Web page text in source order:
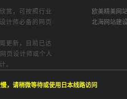
赏 ，可按照行业
计师必备的网页
更新，目前已达
页设计师或个人
。
欧美精美网
北海网站建
，请稍微等待或使用日本线路访问